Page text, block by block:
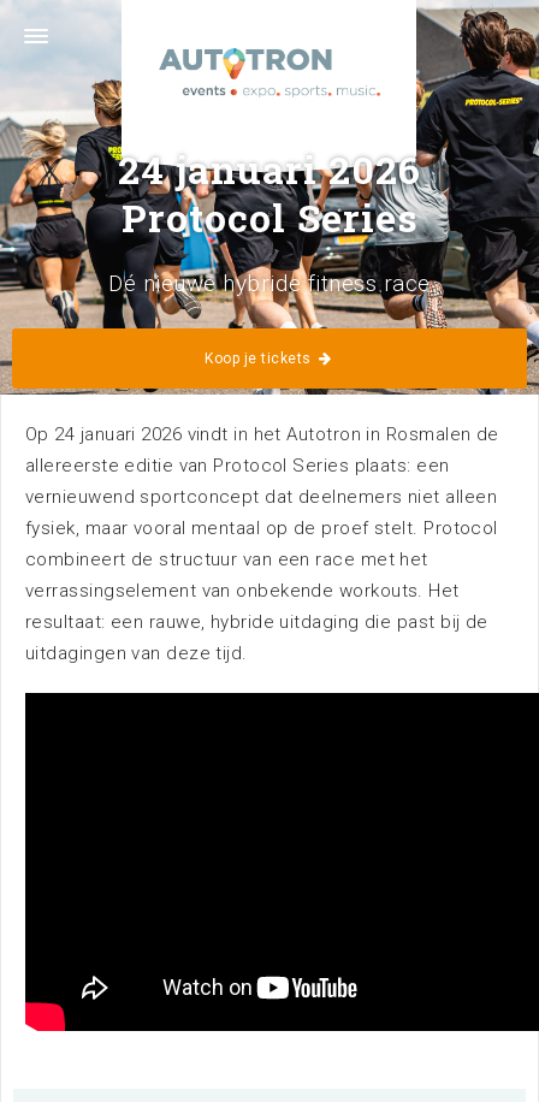
Graafsebaan 133 · 5248 NL Rosmalen ('s-Hertogenbosch) · 073
629 39 11 ·info@autotron.nl
Volg ons
24 januari 2026
Protocol Series
Dé nieuwe hybride fitness race
Koop je tickets
Op 24 januari 2026 vindt in het Autotron in Rosmalen de
allereerste editie van Protocol Series plaats: een
vernieuwend sportconcept dat deelnemers niet alleen
fysiek, maar vooral mentaal op de proef stelt. Protocol
combineert de structuur van een race met het
verrassingselement van onbekende workouts. Het
resultaat: een rauwe, hybride uitdaging die past bij de
uitdagingen van deze tijd.